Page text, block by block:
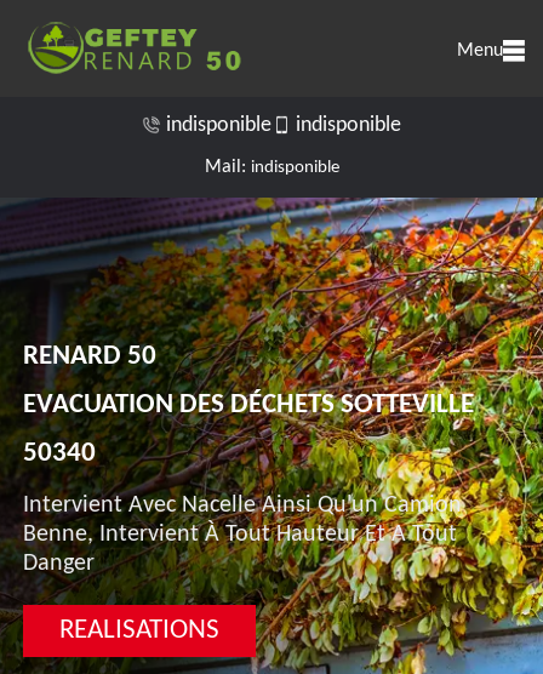
Menu
indisponible indisponible
Mail: indisponible
RENARD 50
EVACUATION DES DÉCHETS SOTTEVILLE
50340
Intervient Avec Nacelle Ainsi Qu'un Camion
Benne, Intervient À Tout Hauteur Et A Tout
Danger
REALISATIONS